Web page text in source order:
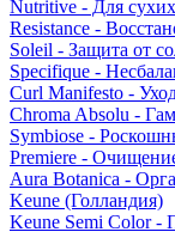
Nutritive - Для
Resistance -
Soleil - Защита от
Specifique -
Curl Manifesto -
Chroma Absolu -
Symbiose -
Premiere -
Aura Botanica -
Keune (Голландия)
Keune Semi Color -